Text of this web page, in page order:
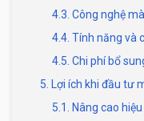
4.3. Công nghệ
4.4. Tính năng và
4.5. Chi phí bổ
5. Lợi ích khi đầu tư
5.1. Nâng cao